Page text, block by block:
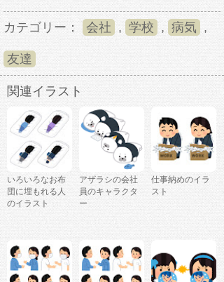
カテゴリー： 会社 , 学校 , 病気 ,
友達
関連イラスト
いろいろなお布
団に埋もれる人
のイラスト
アザラシの会社
員のキャラクタ
ー
仕事納めのイラ
スト